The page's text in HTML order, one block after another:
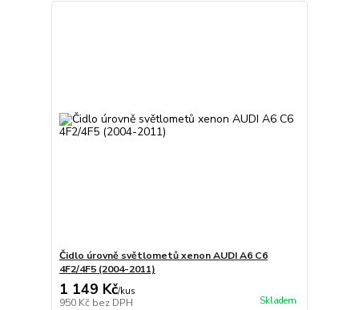
Čidlo úrovně světlometů xenon AUDI A6 C6
4F2/4F5 (2004-2011)
1 149 Kč/kus
950 Kč bez DPH Skladem